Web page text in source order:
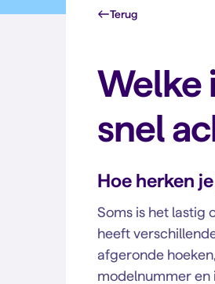
Terug
Welke
snel
Hoe herken
Soms is het lastig
heeft
afgeronde
modelnummer en